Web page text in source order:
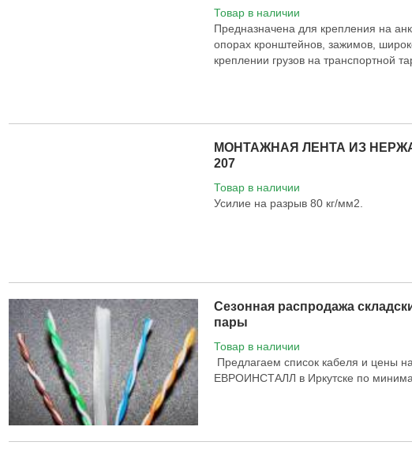
Товар в наличии
Предназначена для крепления на
опорах кронштейнов, зажимов,
креплении грузов на транспортной
МОНТАЖНАЯ ЛЕНТА ИЗ
207
Товар в наличии
Усилие на разрыв 80 кг/мм2.
Сезонная распродажа
пары
Товар в наличии
Предлагаем список кабеля и цены
ЕВРОИНСТАЛЛ в Иркутске по